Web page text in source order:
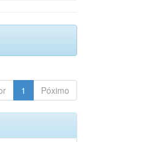
1 Póximo